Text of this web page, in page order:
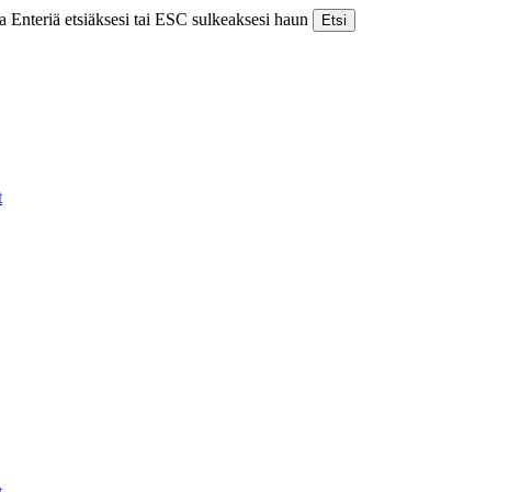
Enteriä etsiäksesi tai ESC sulkeaksesi haun Etsi